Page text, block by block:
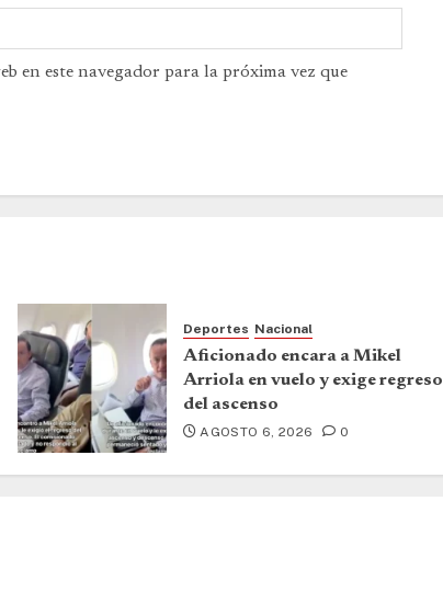
en este navegador para la próxima vez que
Deportes Nacional
Aficionado encara a Mikel
Arriola en vuelo y exige regreso
del ascenso
AGOSTO 6, 2026 0